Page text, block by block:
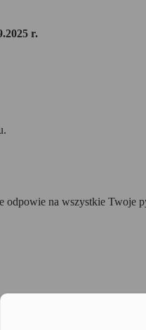
r.
odpowie na wszystkie Twoje
Możliwości